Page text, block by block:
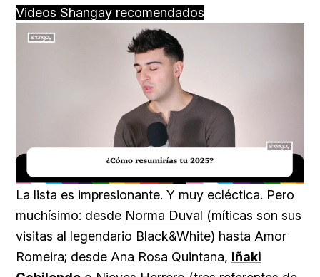
Videos Shangay recomendados
Unmute Loaded:
29.95%
La lista es impresionante. Y muy ecléctica. Pero
muchísimo: desde Norma Duval (míticas son sus
visitas al legendario Black&White) hasta Amor
Romeira; desde Ana Rosa Quintana, Iñaki